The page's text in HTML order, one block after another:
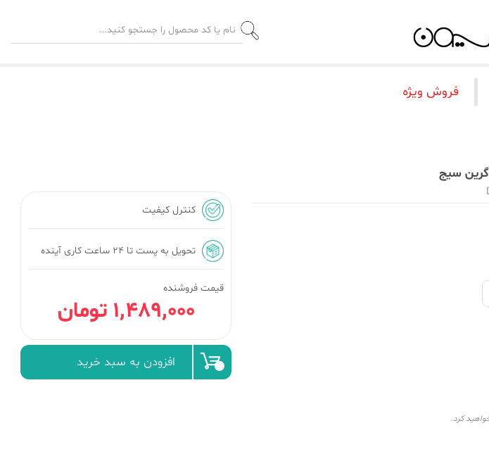
فروش ویژه
سیج
کنترل کیفیت
تحویل به پست تا ۲۴ ساعت کاری آینده
قیمت فروشنده
1٬489٬000 تومان
افزودن به سبد خرید
کرد.